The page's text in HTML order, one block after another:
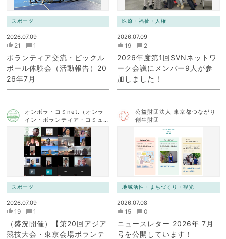
スポーツ
2026.07.09
21 1
ボランティア交流・ピックル
ボール体験会（活動報告）20
26年7月
医療・福祉・人権
2026.07.09
19 2
2026年度第1回SVNネットワ
ーク会議にメンバー9人が参
加しました！
オンボラ・コミnet.（オンラ
イン・ボランティア・コミュ
ニケーション・ネットワー
ク）
スポーツ
2026.07.09
19 1
（盛況開催）【第20回アジア
競技大会・東京会場ボランテ
公益財団法人 東京都つながり
創生財団
地域活性・まちづくり・観光
2026.07.08
15 0
ニュースレター 2026年 7月
号を公開しています！